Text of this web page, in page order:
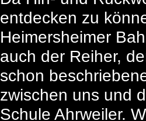
entdecken zu
Heimersheimer
auch der Reiher,
schon
zwischen uns und
Schule Ahrweiler.